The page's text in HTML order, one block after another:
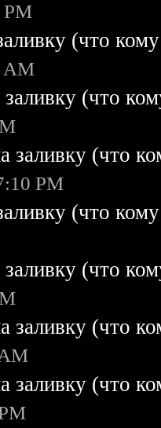
PM
(что
AM
(что
заливку (что
PM
(что
(что
заливку (что
заливку (что